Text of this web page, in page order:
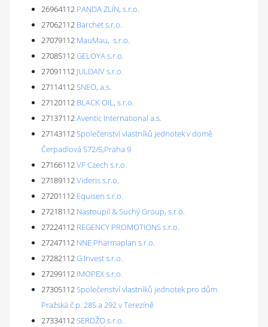
26964112 PANDA ZLÍN, s.r.o.
27062112 Barchet s.r.o.
27079112 MauMau, s.r.o.
27085112GELOYA s.r.o.
27091112 JULDAIV s.r.o.
27114112SNEO, a.s.
27120112 BLACK OIL, s.r.o.
27137112Aventic International a.s.
27143112Společenství vlastníků jednotek v domě
Čerpadlová 572/5,Praha 9
27166112VF Czech s.r.o.
27189112Videris s.r.o.
27201112 Equisen s.r.o.
27218112 Nastoupil & Suchý Group, s.r.o.
27224112 REGENCY PROMOTIONS s.r.o.
27247112 NNE Pharmaplan s.r.o.
27282112G Invest s.r.o.
27299112 IMOPEX s.r.o.
27305112Společenství vlastníků jednotek pro dům
Pražská č.p. 285 a 292 v Terezíně
27334112SERDŽO s.r.o.